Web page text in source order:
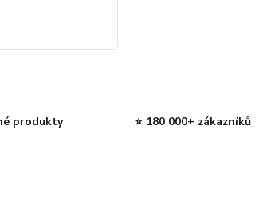
produkty ⭐ 180 000+ zákazníků